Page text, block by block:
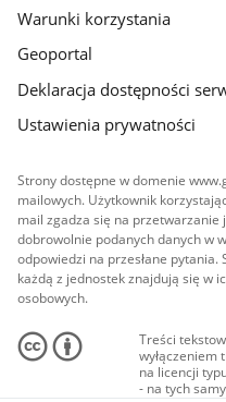
Warunki korzystania
Geoportal
Deklaracja dostępności
Ustawienia prywatności
Strony dostępne w domenie
mailowych. Użytkownik
mail zgadza się na
dobrowolnie podanych danych w
odpowiedzi na przesłane pytania.
każdą z jednostek znajdują się w
osobowych.
Treści
wyłączeniem
na licencji
- na tych